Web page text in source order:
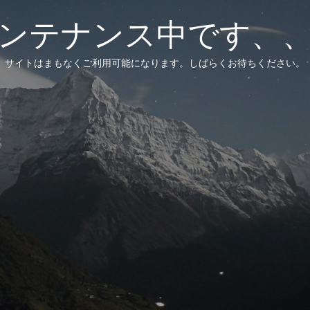
テナンス中です、
サイトはまもなくご利用可能になります。しばらくお待ちください。